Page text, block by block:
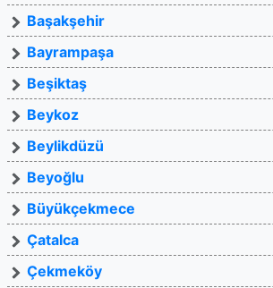
Başakşehir
Bayrampaşa
Beşiktaş
Beykoz
Beylikdüzü
Beyoğlu
Büyükçekmece
Çatalca
Çekmeköy